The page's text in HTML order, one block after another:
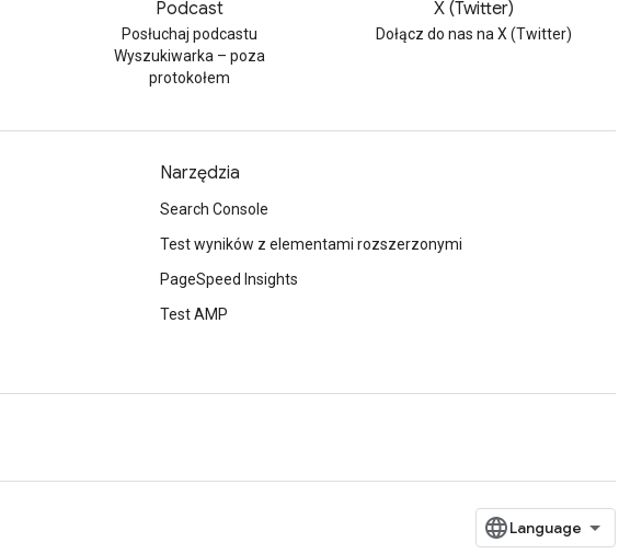
Podcast
Posłuchaj podcastu
Wyszukiwarka – poza
protokołem
X (Twitter)
Dołącz do nas na X (Twitter)
Narzędzia
Search Console
Test wyników z elementami rozszerzonymi
PageSpeed Insights
Test AMP